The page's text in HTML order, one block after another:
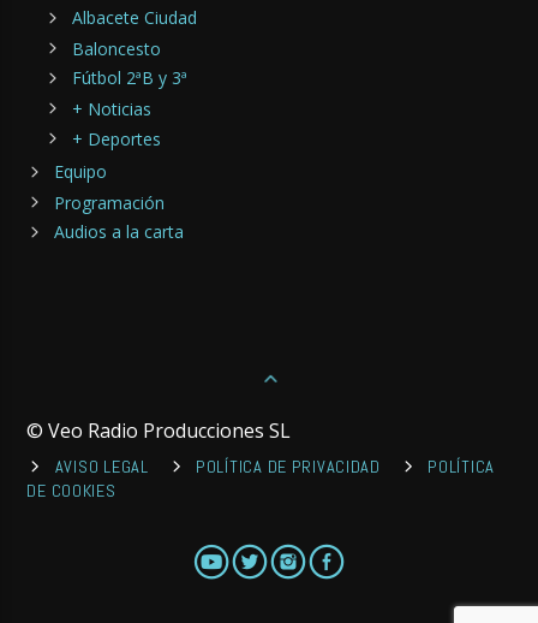
Albacete Ciudad
Baloncesto
Fútbol 2ªB y 3ª
+ Noticias
+ Deportes
Equipo
Programación
Audios a la carta
© Veo Radio Producciones SL
AVISO LEGAL POLÍTICA DE PRIVACIDAD
POLÍTICA
DE COOKIES